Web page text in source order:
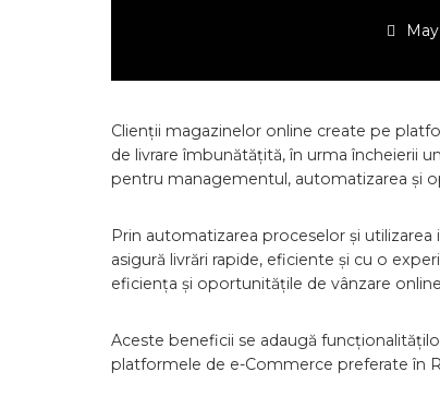
Clienții magazinelor online create pe
de livrare îmbunătățită, în urma încheierii
pentru managementul, automatizarea și
Prin automatizarea proceselor și
asigură livrări rapide, eficiente și cu o
eficiența și oportunitățile de vânzare
Aceste beneficii se adaugă
platformele de e-Commerce preferate în